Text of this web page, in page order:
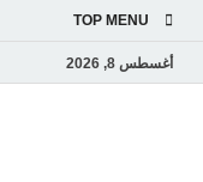
TOP MENU
أغسطس 8, 2026